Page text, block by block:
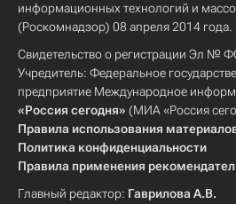
информационных технологий и
(Роскомнадзор) 08 апреля 2014 года.
Свидетельство о регистрации Эл №
Учредитель: Федеральное
предприятие Международное
«Россия сегодня» (МИА «Россия
Правила использования
Политика конфиденциальности
Правила применения
Главный редактор: Гаврилова А.В.